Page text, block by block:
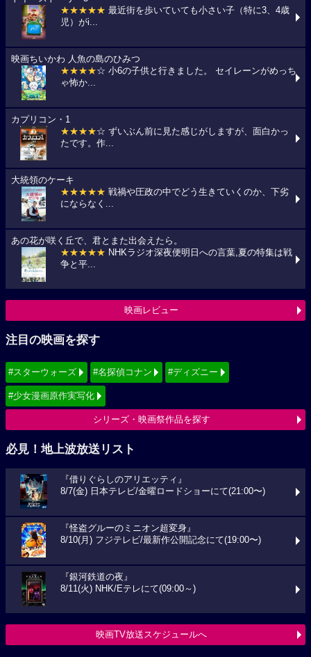
★★★★★ 最近街を歩いていても小さい子（特に3、4歳
児）がi...
映画ちいかわ 人魚の島のひみつ
★★★★☆ 小6の子供と行きました。 セイレーンがめっち
ゃ怖か...
カプリコン・1
★★★★☆ ずいぶん前に見た感じがしますが、面白かっ
たです。作...
大統領のケーキ
★★★★★ 戦禍や圧政の中でどう生きていくのか、下劣
にならなく...
あの花が咲く丘で、君とまた出会えたら。
★★★★★ NHKラジオ深夜便明日への言葉,夏の特集は戦
争と平...
映画レビュー
注目の映画を探す
#スターウォーズ #名探偵コナン #ディズニー
#少女漫画原作実写化
シリーズ・映画祭作品を探す
必見！地上波放送リスト
『借りぐらしのアリエッティ』
8/7(金) 日本テレビ/金曜ロードショーにて(21:00〜)
『怪盗グルーのミニオン超変身』
8/10(月) フジテレビ/最新作公開記念にて(19:00〜)
『銀河鉄道の夜』
8/11(火) NHK/Eテレにて(09:00～)
映画TV放送スケジュールへ